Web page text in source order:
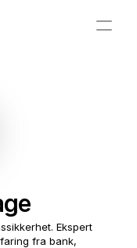
Ekspert
fra bank,